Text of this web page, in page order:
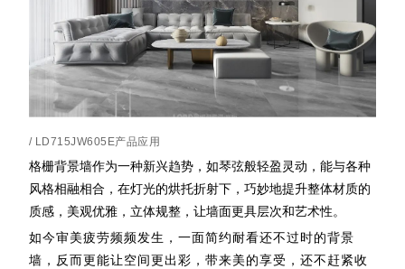
/ LD715JW605E产品应用
格栅背景墙作为一种新兴趋势，如琴弦般轻盈灵动，能与各种
风格相融相合，在灯光的烘托折射下，巧妙地提升整体材质的
质感，美观优雅，立体规整，让墙面更具层次和艺术性。
如今审美疲劳频频发生，一面简约耐看还不过时的背景
墙，反而更能让空间更出彩，带来美的享受，还不赶紧收